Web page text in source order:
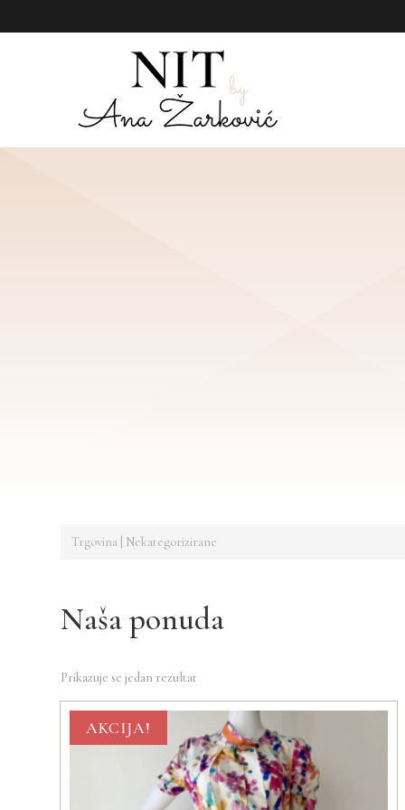
Trgovina | Nekategorizirane
Naša ponuda
Prikazuje se jedan rezultat
AKCIJA!